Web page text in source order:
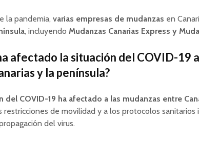
la pandemia, varias empresas de mudanzas en
, incluyendo Mudanzas Canarias Express y
afectado la situación del COVID-19
y la península?
del COVID-19 ha afectado a las mudanzas entre
restricciones de movilidad y a los protocolos
del virus.